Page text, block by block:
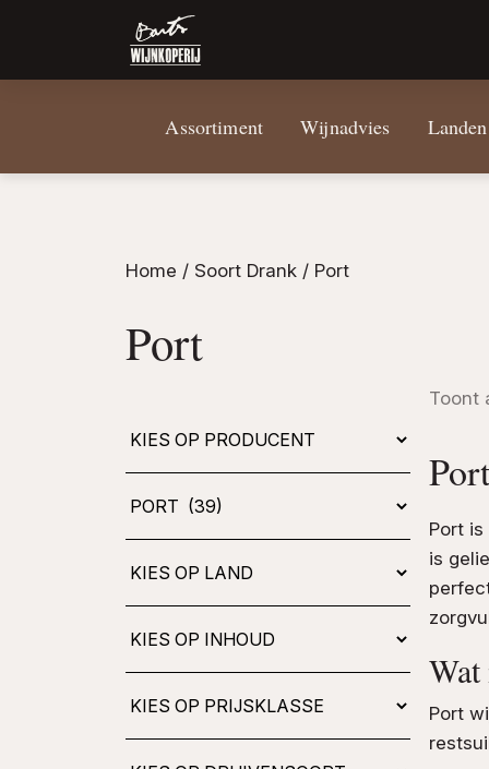
Assortiment Wijnadvies Landen
Home / Soort Drank / Port
Port
Kies
Toont
Port
is
Port